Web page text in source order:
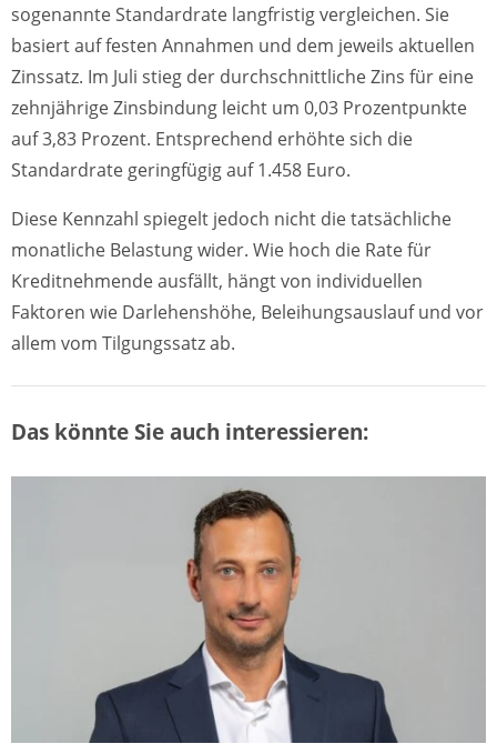
sogenannte Standardrate langfristig vergleichen. Sie
basiert auf festen Annahmen und dem jeweils aktuellen
Zinssatz. Im Juli stieg der durchschnittliche Zins für eine
zehnjährige Zinsbindung leicht um 0,03 Prozentpunkte
auf 3,83 Prozent. Entsprechend erhöhte sich die
Standardrate geringfügig auf 1.458 Euro.
Diese Kennzahl spiegelt jedoch nicht die tatsächliche
monatliche Belastung wider. Wie hoch die Rate für
Kreditnehmende ausfällt, hängt von individuellen
Faktoren wie Darlehenshöhe, Beleihungsauslauf und vor
allem vom Tilgungssatz ab.
Das könnte Sie auch interessieren: